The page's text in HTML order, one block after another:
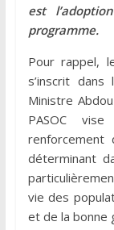
est
programme.
Pour rappel,
s’inscrit
Ministre
PASOC
renforcement
déterminant
vie des
et de la bonne